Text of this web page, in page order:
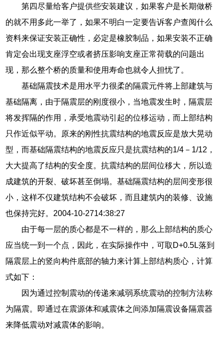
第四尽量给客户提供些安装建议，如果客户是长期做桥
的就不用多此一举了，如果不明白一定要告诉客户查阅什么
资料来保证安装正确性，必定是橡胶制品，如果安装不正确
肯定会出现支座浮空或者挤压影响支座正常荷载的问题出
现，那么整个桥的质量和使用寿命也就令人担忧了。
基础隔震技术是用水平力很柔的隔震元件将上部建筑与
基础隔离，由于隔震层的刚度很小，当地震发生时，隔震层
将发挥隔的作用，承受地震动引起的位移运动，而上部结构
只作近似平动。原来的刚性抗震结构的地震反应是放大晃动
型，而基础隔震结构的地震反应只是抗震结构的1/4－1/12，
大大提高了结构的安全度。抗震结构的层间位移大，所以造
成建筑的开裂、破坏甚至倒塌。基础隔震结构的层间变形很
小，这样不仅建筑结构不会破坏，而且建筑内的装修、设施
也保持完好。2004-10-2714:38:27
由于每一层的质心都是不一样的，那么上部结构的质心
应当统一到一个点，因此，在实际操作中，可取D+0.5L落到
隔震层上的竖向构件底部的轴力来计算上部结构质心，计算
式如下：
因为通过控制震动的传递来减弱系统震动的控制方法称
为隔震。即通过在震源体和减震体之间添加隔震设备隔震器
来降低震动对减震体的影响。